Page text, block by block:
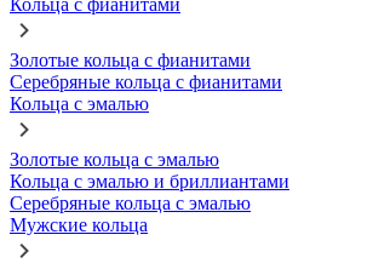
Кольца с фианитами
Золотые кольца с фианитами
Серебряные кольца с фианитами
Кольца с эмалью
Золотые кольца с эмалью
Кольца с эмалью и бриллиантами
Серебряные кольца с эмалью
Мужские кольца